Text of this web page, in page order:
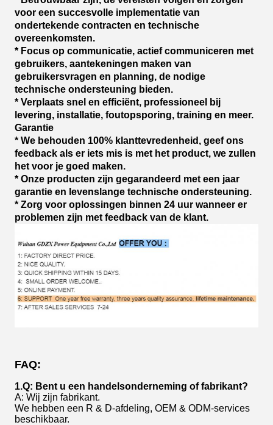
voor een succesvolle implementatie van
ondertekende contracten en technische
overeenkomsten.
* Focus op communicatie, actief communiceren met
gebruikers, aantekeningen maken van
gebruikersvragen en planning, de nodige
technische ondersteuning bieden.
* Verplaats snel en efficiënt, professioneel bij
levering, installatie, foutopsporing, training en meer.
Garantie
* We behouden 100% klanttevredenheid, geef ons
feedback als er iets mis is met het product, we zullen
het voor je goed maken.
* Onze producten zijn gegarandeerd met een jaar
garantie en levenslange technische ondersteuning.
* Zorg voor oplossingen binnen 24 uur wanneer er
problemen zijn met feedback van de klant.
FAQ:
1.Q: Bent u een handelsonderneming of fabrikant?
A: Wij zijn fabrikant.
We hebben een R & D-afdeling, OEM & ODM-services
beschikbaar.